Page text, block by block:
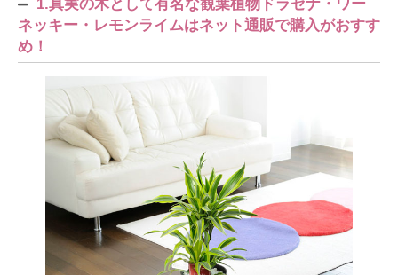
1.真実の木として有名な観葉植物ドラセナ・ワー
ネッキー・レモンライムはネット通販で購入がおすす
め！